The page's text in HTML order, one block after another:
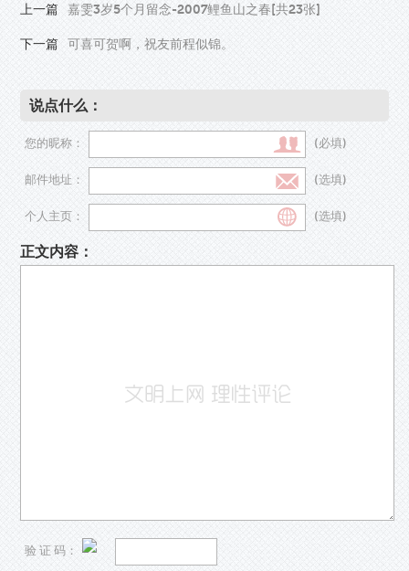
上一篇 嘉雯3岁5个月留念-2007鲤鱼山之春[共23张]
下一篇 可喜可贺啊，祝友前程似锦。
说点什么：
您的昵称： (必填)
邮件地址： (选填)
个人主页： (选填)
正文内容：
验 证 码：